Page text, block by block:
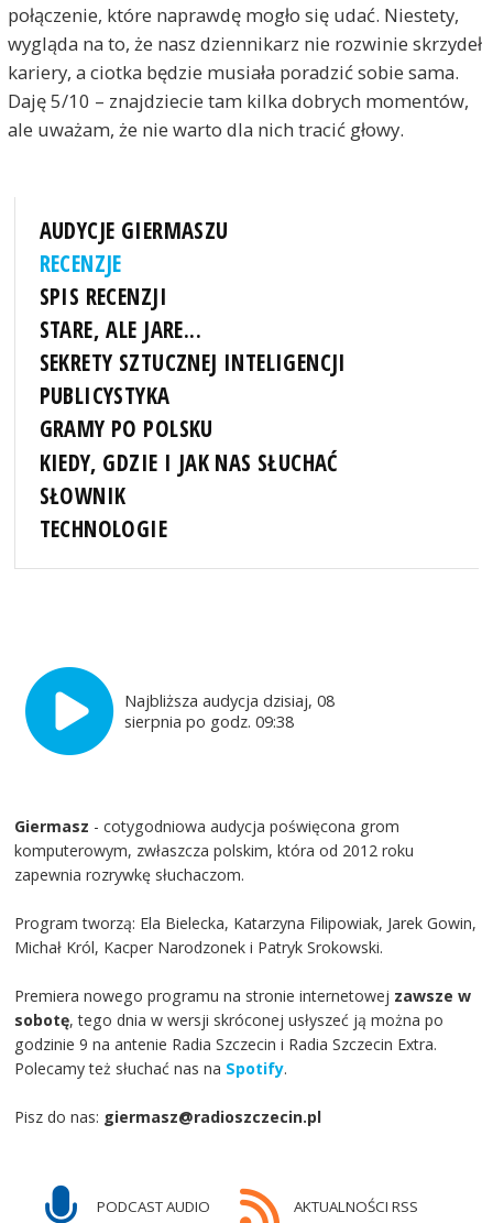
połączenie, które naprawdę mogło się udać. Niestety,
wygląda na to, że nasz dziennikarz nie rozwinie skrzydeł
kariery, a ciotka będzie musiała poradzić sobie sama.
Daję 5/10 – znajdziecie tam kilka dobrych momentów,
ale uważam, że nie warto dla nich tracić głowy.
AUDYCJE GIERMASZU
RECENZJE
SPIS RECENZJI
STARE, ALE JARE...
SEKRETY SZTUCZNEJ INTELIGENCJI
PUBLICYSTYKA
GRAMY PO POLSKU
KIEDY, GDZIE I JAK NAS SŁUCHAĆ
SŁOWNIK
TECHNOLOGIE
Najbliższa audycja dzisiaj, 08
sierpnia po godz. 09:38
Giermasz - cotygodniowa audycja poświęcona grom
komputerowym, zwłaszcza polskim, która od 2012 roku
zapewnia rozrywkę słuchaczom.
Program tworzą: Ela Bielecka, Katarzyna Filipowiak, Jarek Gowin,
Michał Król, Kacper Narodzonek i Patryk Srokowski.
Premiera nowego programu na stronie internetowej zawsze w
sobotę, tego dnia w wersji skróconej usłyszeć ją można po
godzinie 9 na antenie Radia Szczecin i Radia Szczecin Extra.
Polecamy też słuchać nas na Spotify.
Pisz do nas: giermasz@radioszczecin.pl
PODCAST AUDIO AKTUALNOŚCI RSS